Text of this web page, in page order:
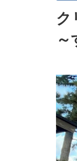
ク
～